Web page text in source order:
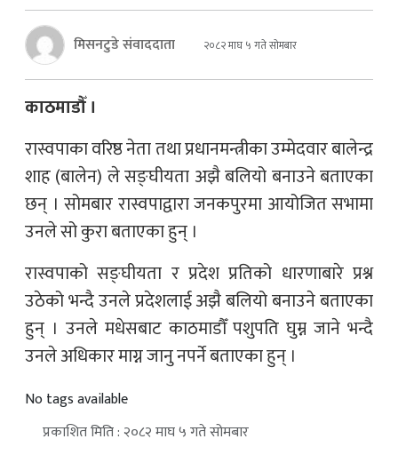
मिसनटुडे संवाददाता २०८२ माघ ५ गते सोमबार
काठमाडौँ ।
रास्वपाका वरिष्ठ नेता तथा प्रधानमन्त्रीका उम्मेदवार बालेन्द्र
शाह (बालेन) ले सङ्घीयता अझै बलियो बनाउने बताएका
छन् । सोमबार रास्वपाद्वारा जनकपुरमा आयोजित सभामा
उनले सो कुरा बताएका हुन् ।
रास्वपाको सङ्घीयता र प्रदेश प्रतिको धारणाबारे प्रश्न
उठेको भन्दै उनले प्रदेशलाई अझै बलियो बनाउने बताएका
हुन् । उनले मधेसबाट काठमाडौँ पशुपति घुम्न जाने भन्दै
उनले अधिकार माग्न जानु नपर्ने बताएका हुन् ।
No tags available
प्रकाशित मिति : २०८२ माघ ५ गते सोमबार